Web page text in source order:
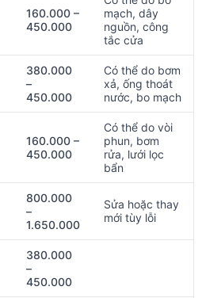
160.000 –
450.000
mạch, dây
nguồn, công
tắc cửa
380.000
–
450.000
Có thể do bơm
xả, ống thoát
nước, bo mạch
160.000 –
450.000
Có thể do vòi
phun, bơm
rửa, lưới lọc
bẩn
800.000
–
1.650.000
Sửa hoặc thay
mới tùy lỗi
380.000
–
450.000